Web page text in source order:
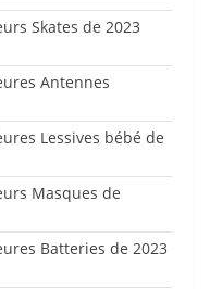
Skates de 2023
Antennes
Lessives bébé de
Masques de
Batteries de 2023